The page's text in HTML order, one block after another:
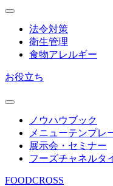
法令対策
衛生管理
食物アレルギー
お役立ち
ノウハウブック
メニューテンプレ
展示会・セミナー
フーズチャネルタ
FOODCROSS